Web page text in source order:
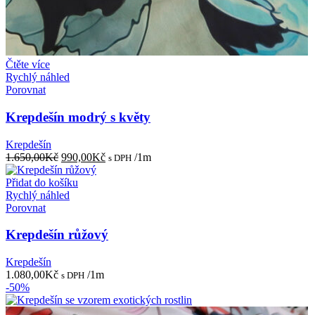
Čtěte více
Rychlý náhled
Porovnat
Krepdešín modrý s květy
Krepdešín
1.650,00Kč Původní
cena
byla:
1.650,00Kč.
990,00KčAktuální
s DPH /1m
Přidat do košíku
Rychlý náhled
Porovnat
Krepdešín růžový
Krepdešín
1.080,00Kč s DPH /1m
-50%